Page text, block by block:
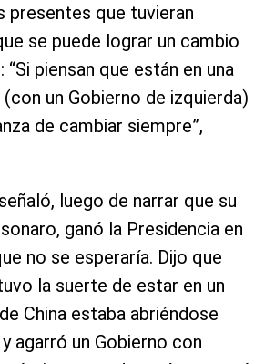
presentes que tuvieran
se puede lograr un cambio
“Si piensan que están en una
un Gobierno de izquierda)
de cambiar siempre”,
luego de narrar que su
ganó la Presidencia en
no se esperaría. Dijo que
la suerte de estar en un
China estaba abriéndose
agarró un Gobierno con